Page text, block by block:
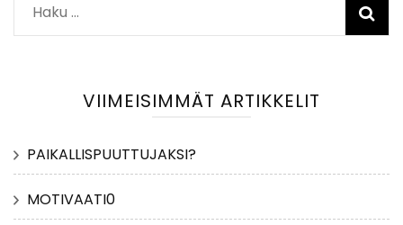
Haku:
VIIMEISIMMÄT ARTIKKELIT
PAIKALLISPUUTTUJAKSI?
MOTIVAATI0